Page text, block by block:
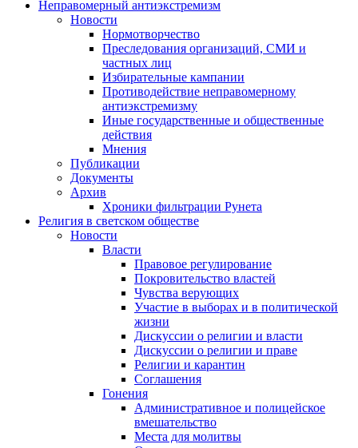
Неправомерный антиэкстремизм
Новости
Нормотворчество
Преследования организаций, СМИ и
частных лиц
Избирательные кампании
Противодействие неправомерному
антиэкстремизму
Иные государственные и общественные
действия
Мнения
Публикации
Документы
Архив
Хроники фильтрации Рунета
Религия в светском обществе
Новости
Власти
Правовое регулирование
Покровительство властей
Чувства верующих
Участие в выборах и в политической
жизни
Дискуссии о религии и власти
Дискуссии о религии и праве
Религии и карантин
Соглашения
Гонения
Административное и полицейское
вмешательство
Места для молитвы